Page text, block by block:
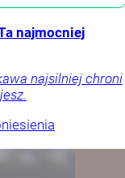
najmocniej
najsilniej chroni